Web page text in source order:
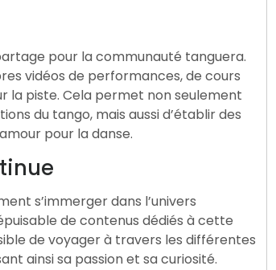
pour la communauté tanguera.
vidéos de performances, de cours
la piste. Cela permet non seulement
du tango, mais aussi d’établir des
pour la danse.
s’immerger dans l’univers
de contenus dédiés à cette
de voyager à travers les différentes
ainsi sa passion et sa curiosité.